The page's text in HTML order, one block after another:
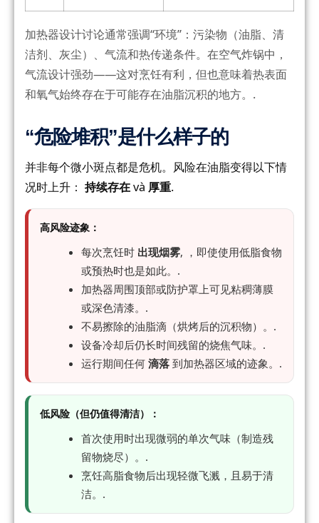
加热器设计讨论通常强调“环境”：污染物（油脂、清
洁剂、灰尘）、气流和热传递条件。在空气炸锅中，
气流设计强劲——这对烹饪有利，但也意味着热表面
和氧气始终存在于可能存在油脂沉积的地方。.
“危险堆积”是什么样子的
并非每个微小斑点都是危机。风险在油脂变得以下情
况时上升： 持续存在và 厚重.
高风险迹象：
每次烹饪时 出现烟雾, ，即使使用低脂食物
或预热时也是如此。.
加热器周围顶部或防护罩上可见粘稠薄膜
或深色清漆。.
不易擦除的油脂滴（烘烤后的沉积物）。.
设备冷却后仍长时间残留的烧焦气味。.
运行期间任何 滴落到加热器区域的迹象。.
低风险（但仍值得清洁）：
首次使用时出现微弱的单次气味（制造残
留物烧尽）。.
烹饪高脂食物后出现轻微飞溅，且易于清
洁。.